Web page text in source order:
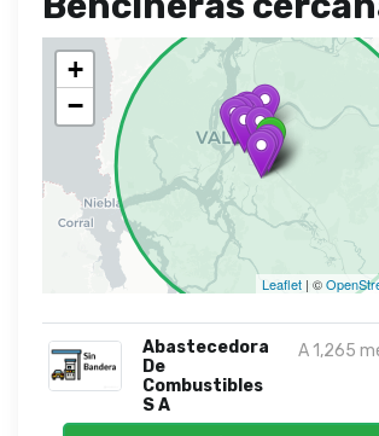
+
−
Leaflet | ©
Abastecedora
De
Combustibles
S A
A 1,265